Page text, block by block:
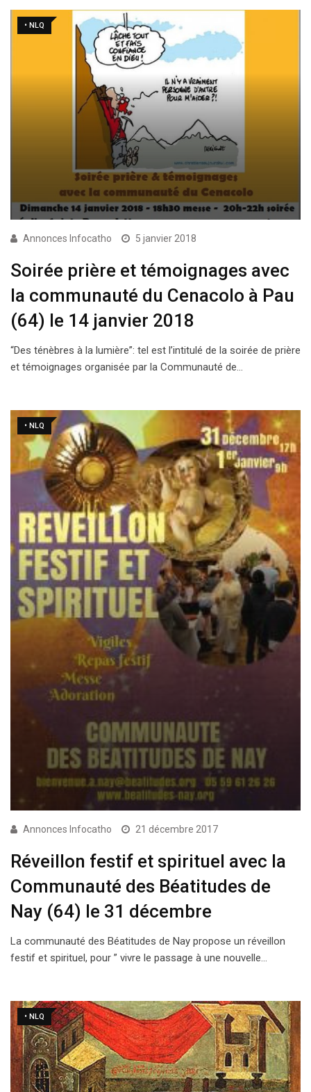
• NLQ
Annonces Infocatho 5 janvier 2018
Soirée prière et témoignages avec
la communauté du Cenacolo à Pau
(64) le 14 janvier 2018
“Des ténèbres à la lumière”: tel est l’intitulé de la soirée de prière
et témoignages organisée par la Communauté de…
• NLQ
Annonces Infocatho 21 décembre 2017
Réveillon festif et spirituel avec la
Communauté des Béatitudes de
Nay (64) le 31 décembre
La communauté des Béatitudes de Nay propose un réveillon
festif et spirituel, pour ” vivre le passage à une nouvelle…
• NLQ